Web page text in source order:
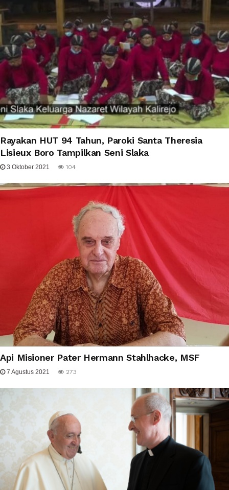
Rayakan HUT 94 Tahun, Paroki Santa Theresia
Lisieux Boro Tampilkan Seni Slaka
3 Oktober 2021 104
Api Misioner Pater Hermann Stahlhacke, MSF
7 Agustus 2021 273